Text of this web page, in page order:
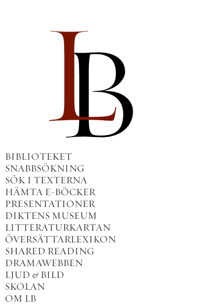
BIBLIOTEKET
SNABBSÖKNING
SÖK I TEXTERNA
HÄMTA E-BÖCKER
PRESENTATIONER
DIKTENS MUSEUM
LITTERATURKARTAN
ÖVERSÄTTARLEXIKON
SHARED READING
DRAMAWEBBEN
LJUD & BILD
SKOLAN
OM LB